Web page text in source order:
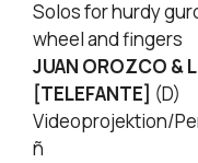
Solos for hurdy
wheel and fingers
JUAN OROZCO &
[TELEFANTE] (D)
Videoprojektion/
ñ